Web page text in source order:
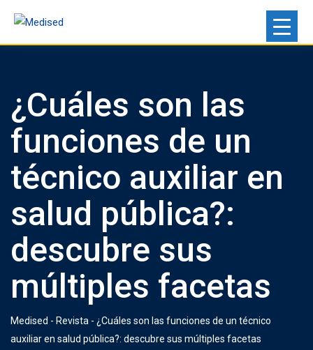
¿Cuáles son las
funciones de un
técnico auxiliar en
salud pública?:
descubre sus
múltiples facetas
Medised - Revista - ¿Cuáles son las funciones de un técnico
auxiliar en salud pública?: descubre sus múltiples facetas